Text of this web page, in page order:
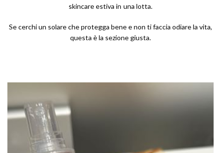
skincare estiva in una lotta.
Se cerchi un solare che protegga bene e non ti faccia odiare la vita,
questa è la sezione giusta.